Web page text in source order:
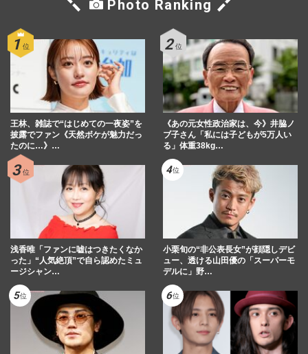
Photo Ranking
王林、雑誌で“はじめての一夜姿”を
披露でファン《天然ボケが魅力だっ
たのに…》…
《あの元女性政治家は、今》井脇ノ
ブ子さん「私には子どもが5万人い
る」体重38kg…
浅香唯「ファンに嘘はつきたくなか
った」“人気絶頂”で自ら認めたミュ
ージシャン…
小栗旬の“非公表長女”が顔隠しデビ
ュー、透ける山田優の「スーパーモ
デルに」野…